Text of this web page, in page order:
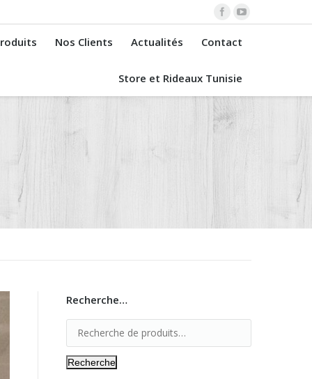
Nos Clients Actualités Contact
Store et Rideaux Tunisie
Recherche…
Recherche